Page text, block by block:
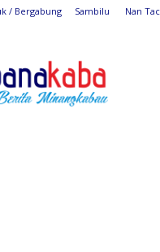
/ Bergabung Sambilu Nan